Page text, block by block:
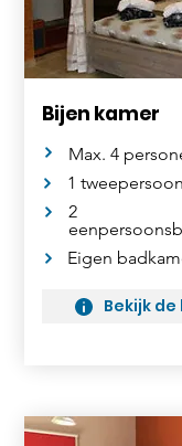
Bijen kamer
Max. 4
1
2
Eigen
Bekijk